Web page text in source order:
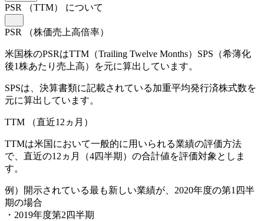
PSR （TTM） について
PSR （株価売上高倍率）
米国株のPSRはTTM（Trailing Twelve Months）SPS（希薄化
後1株あたり売上高）を元に算出しています。
SPSは、決算書類に記載されている加重平均発行済株式数を
元に算出しています。
TTM （直近12ヵ月）
TTMは米国において一般的に用いられる業績の評価方法
で、直近の12ヵ月（4四半期）の合計値を評価対象としま
す。
例）開示されている最も新しい業績が、2020年度の第1四半
期の場合
・2019年度第2四半期